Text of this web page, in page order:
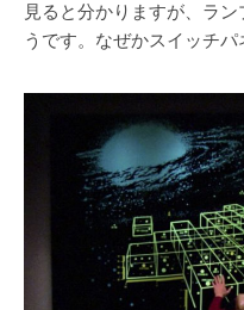
見ると分かりますが、ラ
うです。なぜかスイッチパ